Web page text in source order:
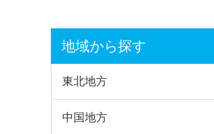
地域から探す
東北地方
中国地方